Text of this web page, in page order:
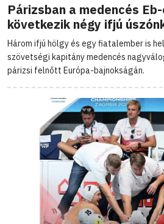
Párizsban a medencés
következik négy ifjú
Három ifjú hölgy és egy fiatalember is
szövetségi kapitány medencés
párizsi felnőtt Európa-bajnokságán.